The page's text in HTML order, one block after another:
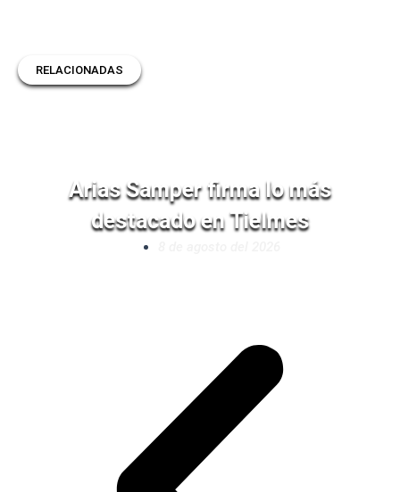
RELACIONADAS
Arias Samper firma lo más
destacado en Tielmes